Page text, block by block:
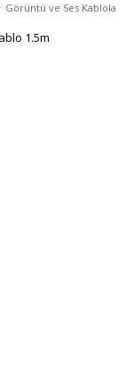
Görüntü ve Ses Kabloları